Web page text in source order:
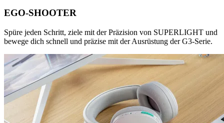
EGO-SHOOTER
Spüre jeden Schritt, ziele mit der Präzision von SUPERLIGHT und
bewege dich schnell und präzise mit der Ausrüstung der G3-Serie.